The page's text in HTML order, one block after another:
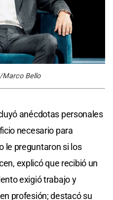
Marco Bello
anécdotas personales
necesario para
le preguntaron si los
explicó que recibió un
exigió trabajo y
profesión; destacó su